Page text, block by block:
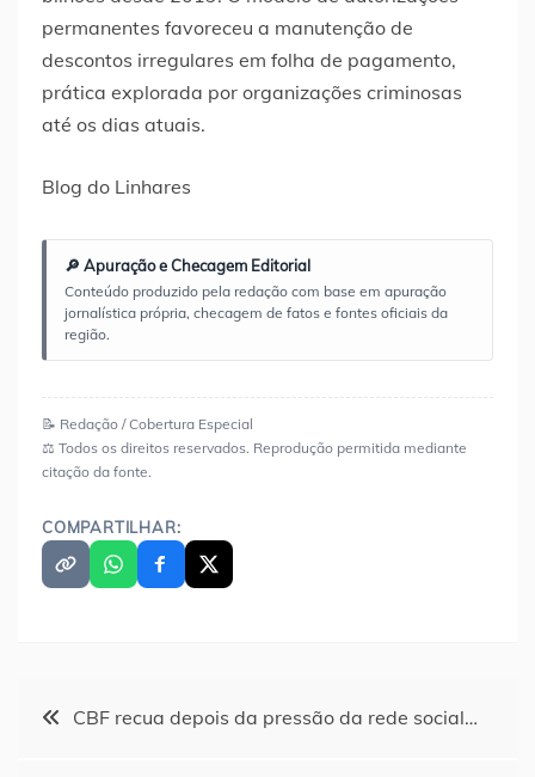
permanentes favoreceu a manutenção de
descontos irregulares em folha de pagamento,
prática explorada por organizações criminosas
até os dias atuais.
Blog do Linhares
🔎 Apuração e Checagem Editorial
Conteúdo produzido pela redação com base em apuração
jornalística própria, checagem de fatos e fontes oficiais da
região.
📝 Redação / Cobertura Especial
⚖️ Todos os direitos reservados. Reprodução permitida mediante
citação da fonte.
COMPARTILHAR:
Navegação
CBF recua depois da pressão da rede social…